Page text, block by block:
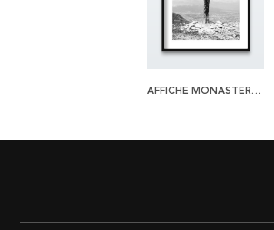
AFFICHE MONASTERY TREE